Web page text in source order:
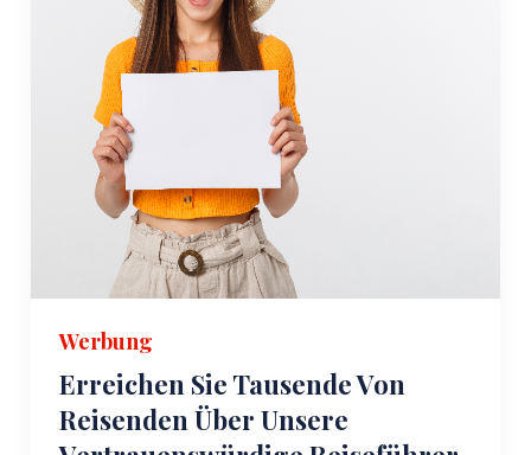
Werbung
Erreichen Sie Tausende Von
Reisenden Über Unsere